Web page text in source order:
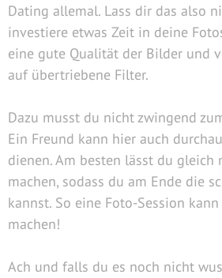
Dating allemal. Lass dir das also
investiere etwas Zeit in deine
eine gute Qualität der Bilder und
auf übertriebene Filter.
Dazu musst du nicht zwingend
Ein Freund kann hier auch
dienen. Am besten lässt du gleich
machen, sodass du am Ende die
kannst. So eine Foto-Session
machen!
Ach und falls du es noch nicht